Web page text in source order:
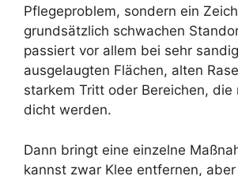
Pflegeproblem, sondern ein
grundsätzlich schwachen
passiert vor allem bei sehr
ausgelaugten Flächen, alten
starkem Tritt oder Bereichen, die
dicht werden.
Dann bringt eine einzelne
kannst zwar Klee entfernen,